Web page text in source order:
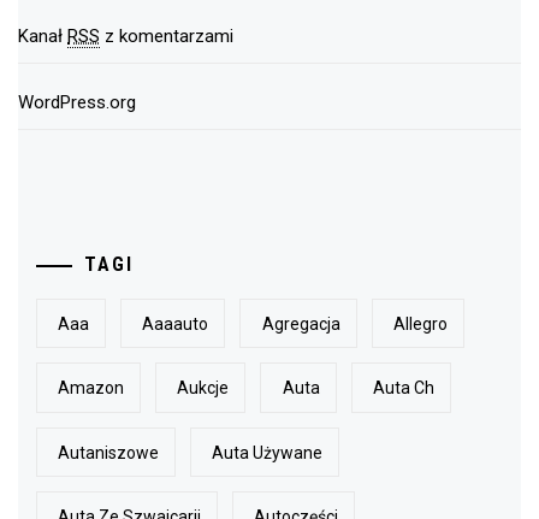
Kanał RSS z komentarzami
WordPress.org
TAGI
Aaa Aaaauto Agregacja Allegro
Amazon Aukcje Auta Auta Ch
Autaniszowe Auta Używane